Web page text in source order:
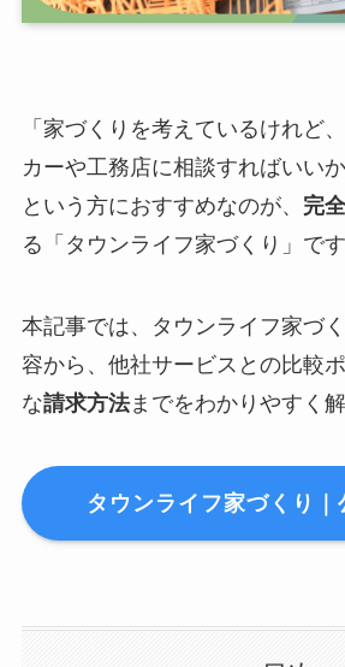
「家づくりを考えているけれど
カーや工務店に相談すればいい
という方におすすめなのが、 完
る「タウンライフ家づくり」です
本記事では、タウンライフ家づ
容から、他社サービスとの比較
な請求方法までをわかりやすく解
タウンライフ家づくり｜